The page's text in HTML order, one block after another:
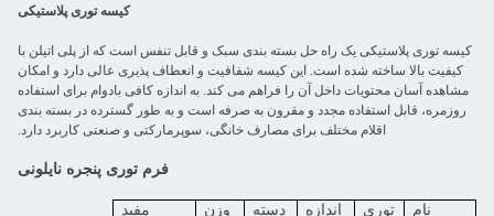
کیسه توری پلاستیکی
کیسه توری پلاستیکی یک راه حل بسته بندی سبک و قابل تنفس است که از پلی اتیلن با
کیفیت بالا ساخته شده است. این کیسه شفافیت و انعطاف پذیری عالی دارد و امکان
مشاهده آسان محتویات داخل آن را فراهم می کند. به اندازه کافی بادوام برای استفاده
روزمره، قابل استفاده مجدد و مقرون به صرفه است و به طور گسترده در بسته بندی
اقلام مختلف برای مصارف خانگی، سوپرمارکتی و صنعتی کاربرد دارد.
فرم توری پنجره نایلونی
نام
توری اندازه دسته وزن مفید